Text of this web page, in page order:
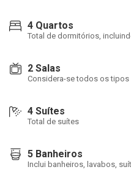
4 Quartos
Total de dormitórios,
2 Salas
Considera-se todos os tipos
4 Suítes
Total de suítes
5 Banheiros
Inclui banheiros, lavabos,